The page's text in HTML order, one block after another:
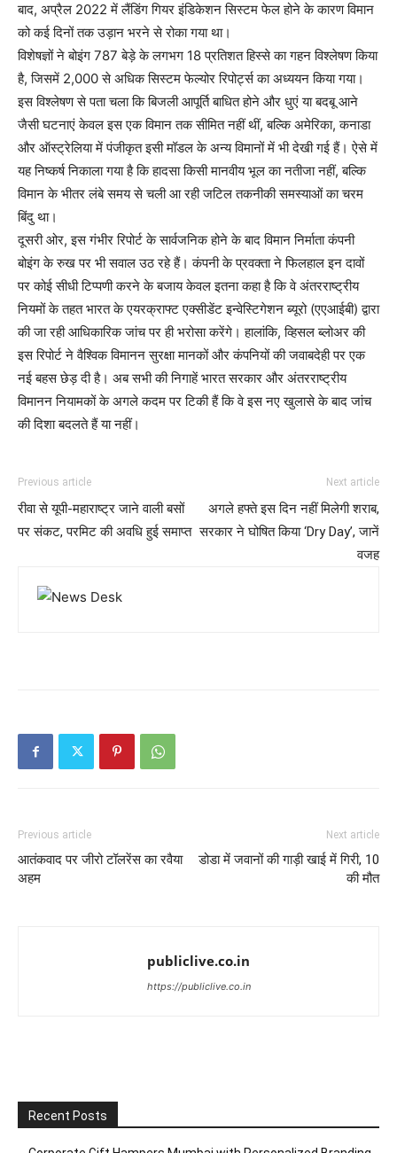
बाद, अप्रैल 2022 में लैंडिंग गियर इंडिकेशन सिस्टम फेल होने के कारण विमान
को कई दिनों तक उड़ान भरने से रोका गया था।
विशेषज्ञों ने बोइंग 787 बेड़े के लगभग 18 प्रतिशत हिस्से का गहन विश्लेषण किया
है, जिसमें 2,000 से अधिक सिस्टम फेल्योर रिपोर्ट्स का अध्ययन किया गया।
इस विश्लेषण से पता चला कि बिजली आपूर्ति बाधित होने और धुएं या बदबू आने
जैसी घटनाएं केवल इस एक विमान तक सीमित नहीं थीं, बल्कि अमेरिका, कनाडा
और ऑस्ट्रेलिया में पंजीकृत इसी मॉडल के अन्य विमानों में भी देखी गई हैं। ऐसे में
यह निष्कर्ष निकाला गया है कि हादसा किसी मानवीय भूल का नतीजा नहीं, बल्कि
विमान के भीतर लंबे समय से चली आ रही जटिल तकनीकी समस्याओं का चरम
बिंदु था।
दूसरी ओर, इस गंभीर रिपोर्ट के सार्वजनिक होने के बाद विमान निर्माता कंपनी
बोइंग के रुख पर भी सवाल उठ रहे हैं। कंपनी के प्रवक्ता ने फिलहाल इन दावों
पर कोई सीधी टिप्पणी करने के बजाय केवल इतना कहा है कि वे अंतरराष्ट्रीय
नियमों के तहत भारत के एयरक्राफ्ट एक्सीडेंट इन्वेस्टिगेशन ब्यूरो (एएआईबी) द्वारा
की जा रही आधिकारिक जांच पर ही भरोसा करेंगे। हालांकि, व्हिसल ब्लोअर की
इस रिपोर्ट ने वैश्विक विमानन सुरक्षा मानकों और कंपनियों की जवाबदेही पर एक
नई बहस छेड़ दी है। अब सभी की निगाहें भारत सरकार और अंतरराष्ट्रीय
विमानन नियामकों के अगले कदम पर टिकी हैं कि वे इस नए खुलासे के बाद जांच
की दिशा बदलते हैं या नहीं।
Previous article
रीवा से यूपी-महाराष्ट्र जाने वाली बसों
पर संकट, परमिट की अवधि हुई समाप्त
Next article
अगले हफ्ते इस दिन नहीं मिलेगी शराब,
सरकार ने घोषित किया ‘Dry Day’, जानें
वजह
Previous article
आतंकवाद पर जीरो टॉलरेंस का रवैया
अहम
Next article
डोडा में जवानों की गाड़ी खाई में गिरी, 10
की मौत
publiclive.co.in
https://publiclive.co.in
Recent Posts